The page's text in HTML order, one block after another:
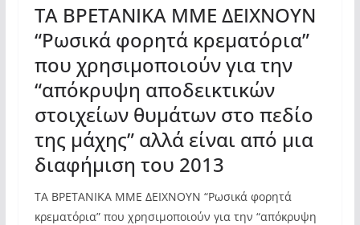
ΤΑ ΒΡΕΤΑΝΙΚΑ ΜΜΕ ΔΕΙΧΝΟΥΝ
“Ρωσικά φορητά κρεματόρια”
που χρησιμοποιούν για την
“απόκρυψη αποδεικτικών
στοιχείων θυμάτων στο πεδίο
της μάχης” αλλά είναι από μια
διαφήμιση του 2013
ΤΑ ΒΡΕΤΑΝΙΚΑ ΜΜΕ ΔΕΙΧΝΟΥΝ “Ρωσικά φορητά
κρεματόρια” που χρησιμοποιούν για την “απόκρυψη